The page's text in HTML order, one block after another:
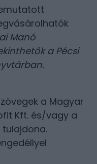
Manó
a Pécsi
.
a Magyar
Kft. és/vagy a
tulajdona.